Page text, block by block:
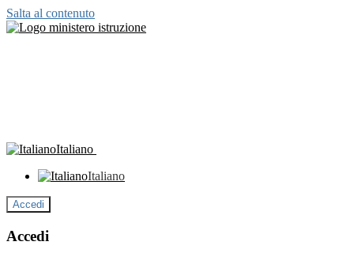
Salta al contenuto
Italiano
Italiano
Accedi
Accedi